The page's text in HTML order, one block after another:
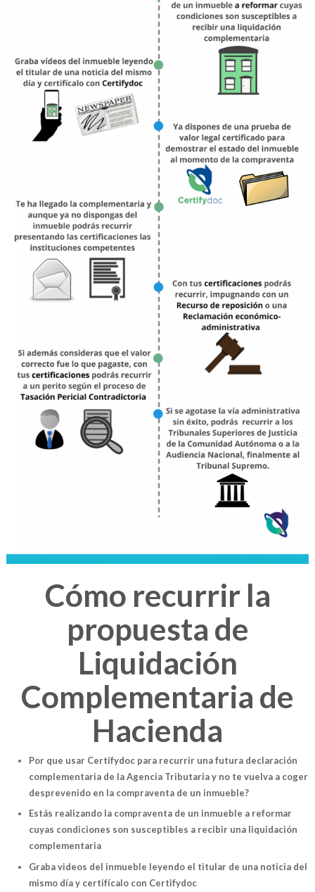
Cómo recurrir la
propuesta de
Liquidación
Complementaria de
Hacienda
Por que usar Certifydoc para recurrir una futura declaración
complementaria de la Agencia Tributaria y no te vuelva a coger
desprevenido en la compraventa de un inmueble?
Estás realizando la compraventa de un inmueble a reformar
cuyas condiciones son susceptibles a recibir una liquidación
complementaria
Graba videos del inmueble leyendo el titular de una noticia del
mismo día y certifícalo con Certifydoc